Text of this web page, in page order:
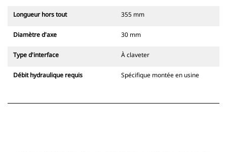
Longueur hors tout 355 mm
Diamètre d'axe 30 mm
Type d'interface À claveter
Débit hydraulique requis Spécifique montée en usine